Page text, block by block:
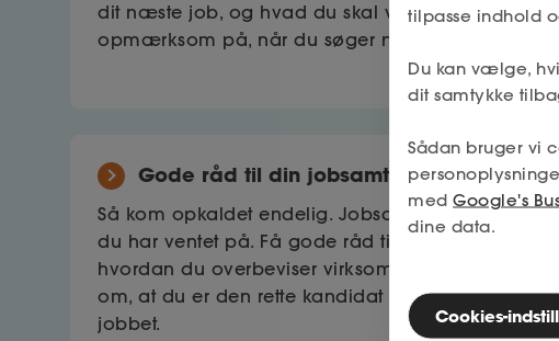
dit næste job, og hvad du skal være
opmærksom på, når du søger nyt job.
Gode råd til din jobsamtale
Så kom opkaldet endelig. Jobsamtalen
du har ventet på. Få gode råd til,
hvordan du overbeviser virksomheden
om, at du er den rette kandidat til
jobbet.
tilpasse indhold
Du kan vælge,
dit samtykke
Sådan bruger vi
med Google's
dine data.
Cookies-